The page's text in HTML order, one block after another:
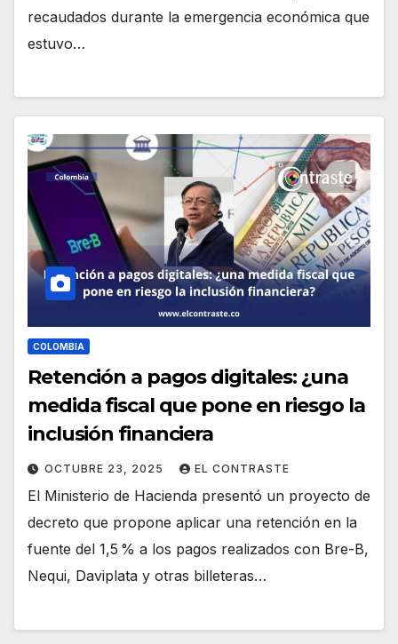
recaudados durante la emergencia económica que
estuvo…
COLOMBIA
Retención a pagos digitales: ¿una
medida fiscal que pone en riesgo la
inclusión financiera
OCTUBRE 23, 2025 EL CONTRASTE
El Ministerio de Hacienda presentó un proyecto de
decreto que propone aplicar una retención en la
fuente del 1,5 % a los pagos realizados con Bre-B,
Nequi, Daviplata y otras billeteras…